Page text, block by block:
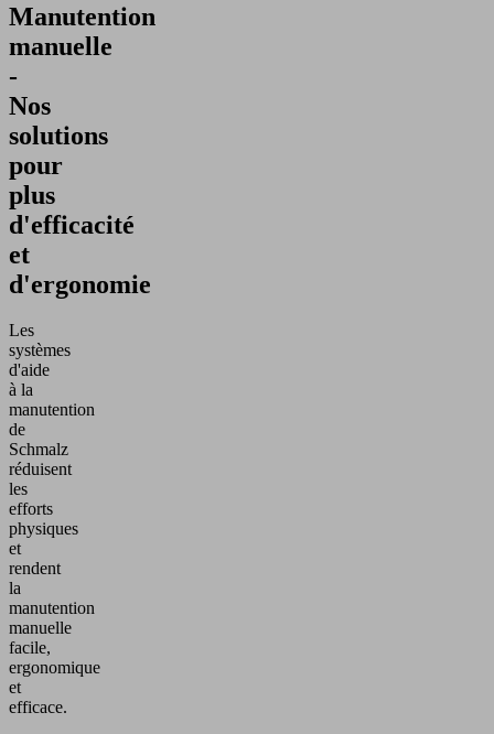
Manutention
manuelle
-
Nos
solutions
pour
plus
d'efficacité
et
d'ergonomie
Les
systèmes
d'aide
à la
manutention
de
Schmalz
réduisent
les
efforts
physiques
et
rendent
la
manutention
manuelle
facile,
ergonomique
et
efficace.